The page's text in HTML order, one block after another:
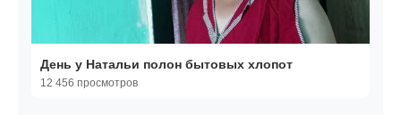
День у Натальи полон бытовых хлопот
12 456 просмотров